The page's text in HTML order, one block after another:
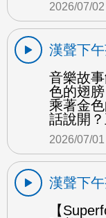
2026/07/02
漢聲下
音樂故
色的翅
乘著金
話說開
2026/07/01
漢聲下
【